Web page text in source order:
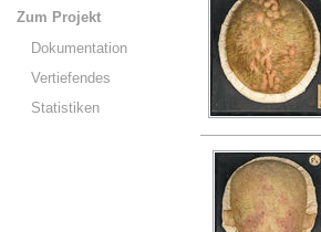
Zum Projekt
Dokumentation
Vertiefendes
Statistiken